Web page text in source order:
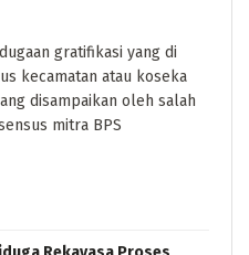
gratifikasi yang di
kecamatan atau koseka
disampaikan oleh salah
mitra BPS